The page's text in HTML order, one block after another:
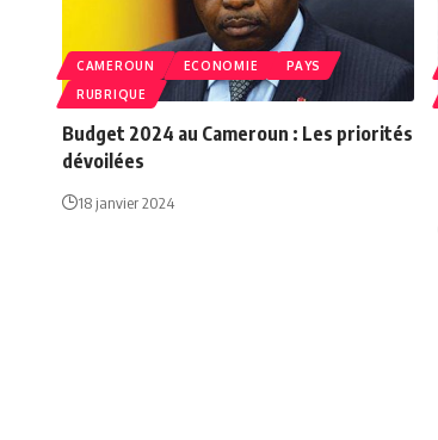
CAMEROUN ECONOMIE
PAYS
RUBRIQUE
Budget 2024 au Cameroun : Les priorités
dévoilées
18 janvier 2024